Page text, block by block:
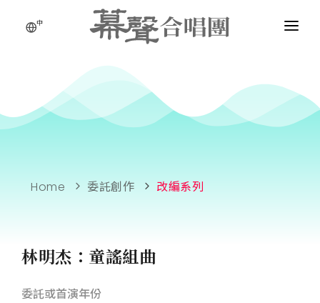
中
Home 委託創作 改編系列
林明杰：童謠組曲
委託或首演年份